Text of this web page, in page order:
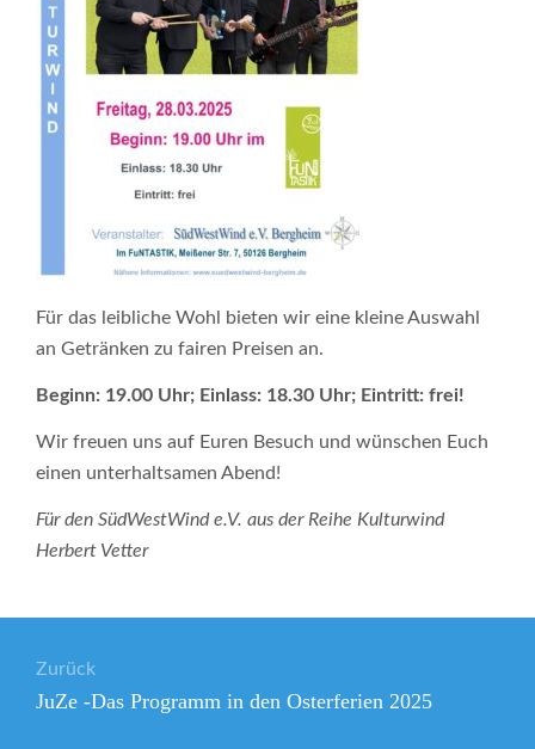
Für das leibliche Wohl bieten wir eine kleine Auswahl
an Getränken zu fairen Preisen an.
Beginn: 19.00 Uhr; Einlass: 18.30 Uhr; Eintritt: frei!
Wir freuen uns auf Euren Besuch und wünschen Euch
einen unterhaltsamen Abend!
Für den SüdWestWind e.V. aus der Reihe Kulturwind
Herbert Vetter
Zurück
Vorheriger
JuZe -Das Programm in den Osterferien 2025